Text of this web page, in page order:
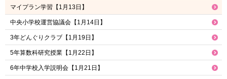
マイプラン学習【1月13日】
中央小学校運営協議会【1月14日】
3年どんぐりクラブ【1月19日】
5年算数科研究授業【1月22日】
6年中学校入学説明会【1月21日】